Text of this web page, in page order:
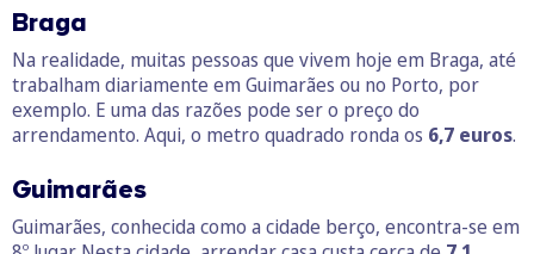
Braga
Na realidade, muitas pessoas que vivem hoje em Braga, até
trabalham diariamente em Guimarães ou no Porto, por
exemplo. E uma das razões pode ser o preço do
arrendamento. Aqui, o metro quadrado ronda os 6,7 euros.
Guimarães
Guimarães, conhecida como a cidade berço, encontra-se em